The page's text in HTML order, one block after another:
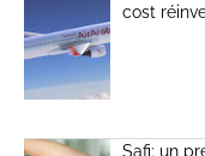
cost
Safi: un